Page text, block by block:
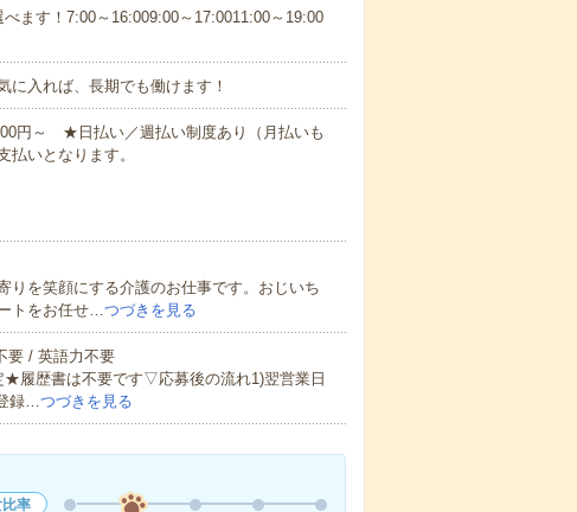
ます！7:00～16:009:00～17:0011:00～19:00
入れば、長期でも働けます！
円～ ★日払い／週払い制度あり（月払いも
いとなります。
りを笑顔にする介護のお仕事です。おじいち
トをお任せ…つづきを見る
要 / 英語力不要
履歴書は不要です▽応募後の流れ1)翌営業日
録…つづきを見る
比率